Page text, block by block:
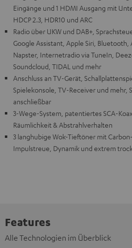
Eingänge und 1 HDMI Ausgang mit
HDCP 2.3, HDR10 und ARC
Radio über UKW und DAB+,
Google Assistant, Apple Siri, Bluetooth,
Napster, Internetradio via TuneIn,
Soundcloud, TIDAL und mehr
Anschluss an TV-Gerät,
Spielekonsole, TV-Receiver und mehr,
anschließbar
3-Wege-System, patentiertes SCA-
Räumlichkeit & Abstrahlverhalten
3 langhubige Wok-Tieftöner mit
Impulstreue, Dynamik und extrem
Features
Alle Technologien im Überblick